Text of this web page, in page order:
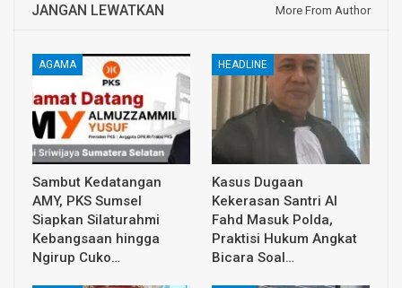
JANGAN LEWATKAN More From Author
AGAMA
Sambut Kedatangan
AMY, PKS Sumsel
Siapkan Silaturahmi
Kebangsaan hingga
Ngirup Cuko…
HEADLINE
Kasus Dugaan
Kekerasan Santri Al
Fahd Masuk Polda,
Praktisi Hukum Angkat
Bicara Soal…